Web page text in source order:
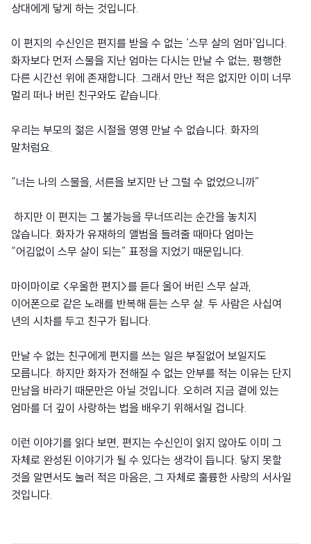
상대에게 닿게 하는 것입니다.
이 편지의 수신인은 편지를 받을 수 없는 ‘스무 살의 엄마’입니다.
화자보다 먼저 스물을 지난 엄마는 다시는 만날 수 없는, 평행한
다른 시간선 위에 존재합니다. 그래서 만난 적은 없지만 이미 너무
멀리 떠나 버린 친구와도 같습니다.
우리는 부모의 젊은 시절을 영영 만날 수 없습니다. 화자의
말처럼요.
“너는 나의 스물을, 서른을 보지만 난 그럴 수 없었으니까”
하지만 이 편지는 그 불가능을 무너뜨리는 순간을 놓치지
않습니다. 화자가 유재하의 앨범을 들려줄 때마다 엄마는
“어김없이 스무 살이 되는” 표정을 지었기 때문입니다.
마이마이로 <우울한 편지>를 듣다 울어 버린 스무 살과,
이어폰으로 같은 노래를 반복해 듣는 스무 살. 두 사람은 사십여
년의 시차를 두고 친구가 됩니다.
만날 수 없는 친구에게 편지를 쓰는 일은 부질없어 보일지도
모릅니다. 하지만 화자가 전해질 수 없는 안부를 적는 이유는 단지
만남을 바라기 때문만은 아닐 것입니다. 오히려 지금 곁에 있는
엄마를 더 깊이 사랑하는 법을 배우기 위해서일 겁니다.
이런 이야기를 읽다 보면, 편지는 수신인이 읽지 않아도 이미 그
자체로 완성된 이야기가 될 수 있다는 생각이 듭니다. 닿지 못할
것을 알면서도 눌러 적은 마음은, 그 자체로 훌륭한 사랑의 서사일
것입니다.